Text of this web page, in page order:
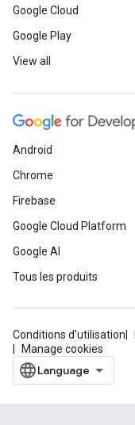
Google Cloud
Google Play
View all
Android
Chrome
Firebase
Google Cloud Platform
Google AI
Tous les produits
Conditions d'utilisation
Manage cookies